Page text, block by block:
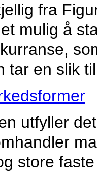
fra
mulig å
tar en slik
utfyller
store